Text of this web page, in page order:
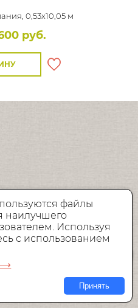
0,53x10,05 м
руб.
файлы
наилучшего
Используя
с использованием
⟶
Принять